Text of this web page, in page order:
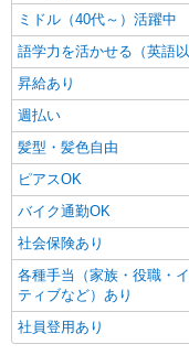
ミドル（40代～）活躍中
語学力を活かせる（英語以
昇給あり
週払い
髪型・髪色自由
ピアスOK
バイク通勤OK
社会保険あり
各種手当（家族・役職・
ティブなど）あり
社員登用あり